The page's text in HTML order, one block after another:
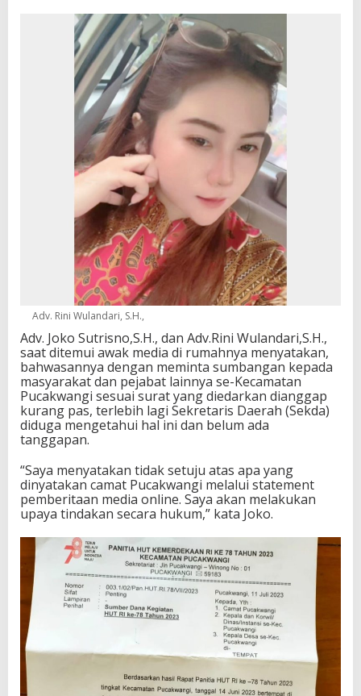
Adv. Rini Wulandari, S.H.,
Adv. Joko Sutrisno,S.H., dan Adv.Rini Wulandari,S.H.,
saat ditemui awak media di rumahnya menyatakan,
bahwasannya dengan meminta sumbangan kepada
masyarakat dan pejabat lainnya se-Kecamatan
Pucakwangi sesuai surat yang diedarkan dianggap
kurang pas, terlebih lagi Sekretaris Daerah (Sekda)
diduga mengetahui hal ini dan belum ada
tanggapan.
“Saya menyatakan tidak setuju atas apa yang
dinyatakan camat Pucakwangi melalui statement
pemberitaan media online. Saya akan melakukan
upaya tindakan secara hukum,” kata Joko.